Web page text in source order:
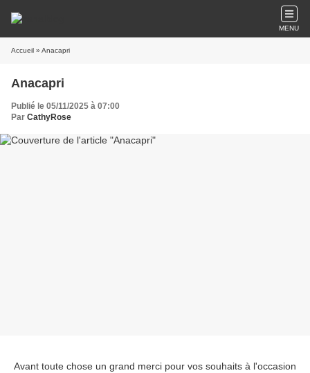
MENU
Accueil » Anacapri
Anacapri
Publié le 05/11/2025 à 07:00
Par CathyRose
Avant toute chose un grand merci pour vos souhaits à l'occasion